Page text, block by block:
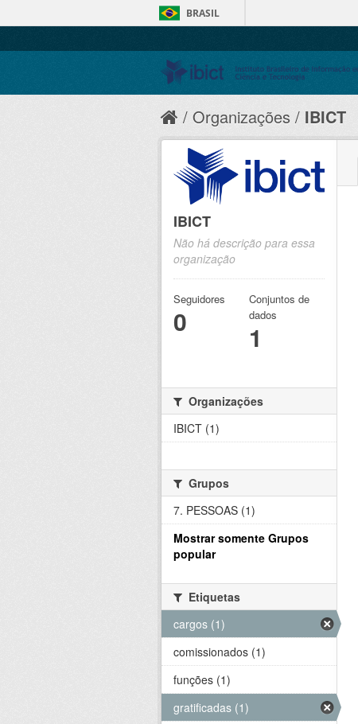
BRASIL
Organizações IBICT
IBICT
Não há descrição para essa
organização
Seguidores
0
Conjuntos de
dados
1
Organizações
IBICT (1)
Grupos
7. PESSOAS (1)
Mostrar somente Grupos
popular
Etiquetas
cargos (1)
comissionados (1)
funções (1)
gratificadas (1)